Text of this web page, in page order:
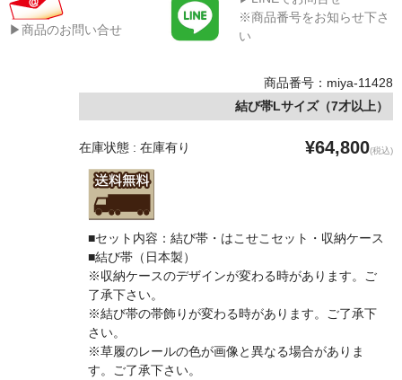
▶商品のお問い合せ
※商品番号をお知らせ下さ
い
商品番号：miya-11428
結び帯Lサイズ（7才以上）
在庫状態 : 在庫有り ¥64,800(税込)
■セット内容：結び帯・はこせこセット・収納ケース
■結び帯（日本製）
※収納ケースのデザインが変わる時があります。ご
了承下さい。
※結び帯の帯飾りが変わる時があります。ご了承下
さい。
※草履のレールの色が画像と異なる場合がありま
す。ご了承下さい。